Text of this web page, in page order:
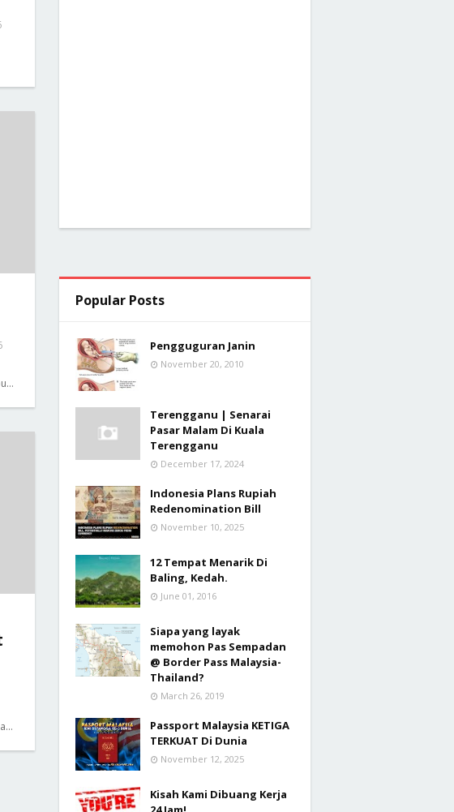
Popular Posts
Pengguguran Janin
November 20, 2010
Terengganu | Senarai
Pasar Malam Di Kuala
Terengganu
December 17, 2024
Indonesia Plans Rupiah
Redenomination Bill
November 10, 2025
12 Tempat Menarik Di
Baling, Kedah.
June 01, 2016
Siapa yang layak
memohon Pas Sempadan
@ Border Pass Malaysia-
Thailand?
March 26, 2019
Passport Malaysia KETIGA
TERKUAT Di Dunia
November 12, 2025
Kisah Kami Dibuang Kerja